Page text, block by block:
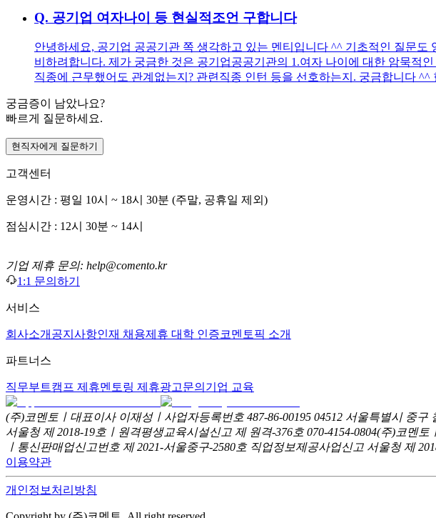
Q. 공기업 여자나이 등 현실적조언 구합니다
안녕하세요, 공기업 공공기관 쪽 생각하고 있는 멘티입니다 ^^ 기초적인 질문도
비하려합니다. 제가 궁금한 것은 공기업공공기관의 1.여자 나이에 대한 암묵적
직종에 근무했어도 관계없는지? 관련직종 인턴 등을 선호하는지. 궁금합니다
궁금증이 남았나요?
빠르게 질문하세요.
현직자에게 질문하기
고객센터
운영시간 : 평일 10시 ~ 18시 30분 (주말, 공휴일 제외)
점심시간 : 12시 30분 ~ 14시
기업 제휴 문의: help@comento.kr
1:1 문의하기
서비스
회사소개 공지사항인재 채용제휴 대학 인증코멘토픽 소개
파트너스
직무부트캠프 제휴멘토링 제휴광고문의 기업 교육
(주)코멘토ㅣ대표이사 이재성ㅣ사업자등록번호 487-86-00195 04512 서울특별시 중구
서울청 제 2018-19호ㅣ원격평생교육시설신고 제 원격-376호 070-4154-0804(주)코멘토
ㅣ통신판매업신고번호 제 2021-서울중구-2580호 직업정보제공사업신고 서울청 제
이용약관
개인정보처리방침